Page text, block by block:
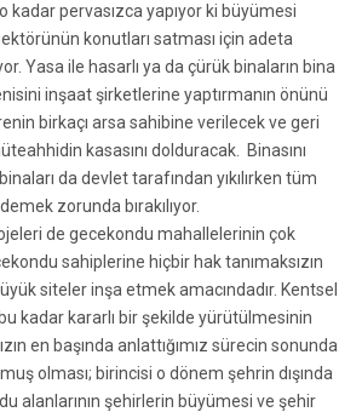
kadar pervasızca yapıyor ki büyümesi
konutları satması için adeta
Yasa ile hasarlı ya da çürük binaların bina
inşaat şirketlerine yaptırmanın önünü
birkaçı arsa sahibine verilecek ve geri
kasasını dolduracak. Binasını
da devlet tarafından yıkılırken tüm
zorunda bırakılıyor.
de gecekondu mahallelerinin çok
sahiplerine hiçbir hak tanımaksızın
siteler inşa etmek amacındadır. Kentsel
kadar kararlı bir şekilde yürütülmesinin
en başında anlattığımız sürecin sonunda
olması; birincisi o dönem şehrin dışında
alanlarının şehirlerin büyümesi ve şehir